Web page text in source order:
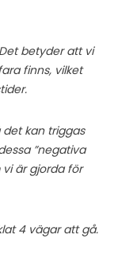
betyder att vi
finns, vilket
kan triggas
”negativa
är gjorda för
4 vägar att gå.